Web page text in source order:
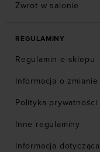
Zwrot w salonie
REGULAMINY
Regulamin e-sklepu
Informacja o
Polityka prywatności
Inne regulaminy
Informacja